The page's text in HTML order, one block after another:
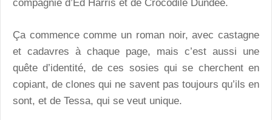
compagnie d’Ed Harris et de Crocodile Dundee.
Ça commence comme un roman noir, avec castagne
et cadavres à chaque page, mais c’est aussi une
quête d’identité, de ces sosies qui se cherchent en
copiant, de clones qui ne savent pas toujours qu’ils en
sont, et de Tessa, qui se veut unique.